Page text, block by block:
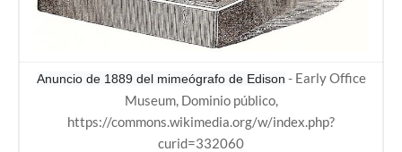
Anuncio de 1889 del mimeógrafo de Edison - Early Office
Museum, Dominio público,
https://commons.wikimedia.org/w/index.php?
curid=332060